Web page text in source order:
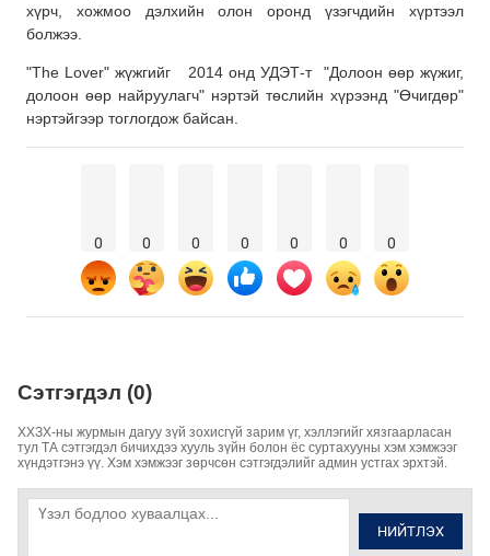
хүрч, хожмоо дэлхийн олон оронд үзэгчдийн хүртээл
болжээ.
"The Lover" жүжгийг 2014 онд УДЭТ-т "Долоон өөр жүжиг,
долоон өөр найруулагч" нэртэй төслийн хүрээнд "Өчигдөр"
нэртэйгээр тоглогдож байсан.
0 0 0 0 0 0 0
Сэтгэгдэл (0)
ХХЗХ-ны журмын дагуу зүй зохисгүй зарим үг, хэллэгийг хязгаарласан
тул ТА сэтгэгдэл бичихдээ хууль зүйн болон ёс суртахууны хэм хэмжээг
хүндэтгэнэ үү. Хэм хэмжээг зөрчсөн сэтгэгдэлийг админ устгах эрхтэй.
НИЙТЛЭХ